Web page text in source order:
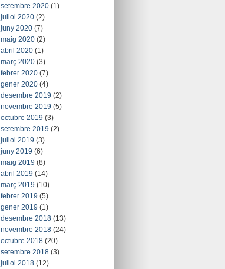
setembre 2020(1)
juliol 2020(2)
juny 2020(7)
maig 2020(2)
abril 2020(1)
març 2020(3)
febrer 2020(7)
gener 2020(4)
desembre 2019 (2)
novembre 2019 (5)
octubre 2019 (3)
setembre 2019 (2)
juliol 2019 (3)
juny 2019 (6)
maig 2019 (8)
abril 2019 (14)
març 2019 (10)
febrer 2019 (5)
gener 2019 (1)
desembre 2018(13)
novembre 2018(24)
octubre 2018(20)
setembre 2018(3)
juliol 2018(12)